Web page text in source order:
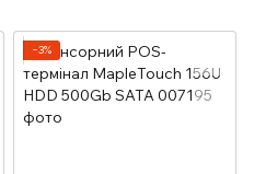
−3%